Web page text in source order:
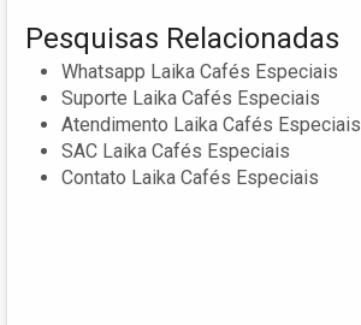
Pesquisas Relacionadas
Whatsapp Laika Cafés Especiais
Suporte Laika Cafés Especiais
Atendimento Laika Cafés Especiais
SAC Laika Cafés Especiais
Contato Laika Cafés Especiais